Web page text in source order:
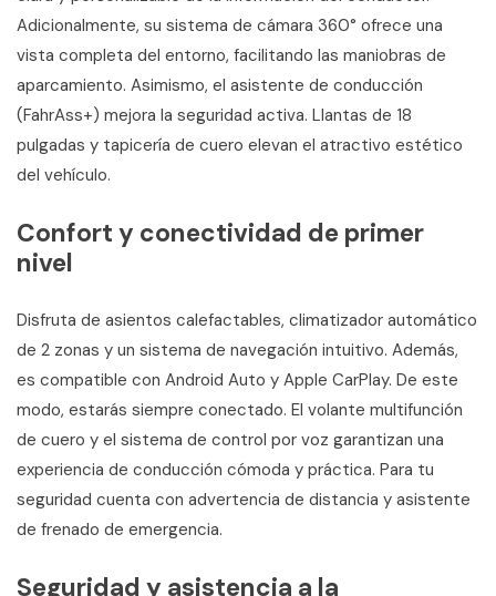
Adicionalmente, su sistema de cámara 360° ofrece una
vista completa del entorno, facilitando las maniobras de
aparcamiento. Asimismo, el asistente de conducción
(FahrAss+) mejora la seguridad activa. Llantas de 18
pulgadas y tapicería de cuero elevan el atractivo estético
del vehículo.
Confort y conectividad de primer
nivel
Disfruta de asientos calefactables, climatizador automático
de 2 zonas y un sistema de navegación intuitivo. Además,
es compatible con Android Auto y Apple CarPlay. De este
modo, estarás siempre conectado. El volante multifunción
de cuero y el sistema de control por voz garantizan una
experiencia de conducción cómoda y práctica. Para tu
seguridad cuenta con advertencia de distancia y asistente
de frenado de emergencia.
Seguridad y asistencia a la